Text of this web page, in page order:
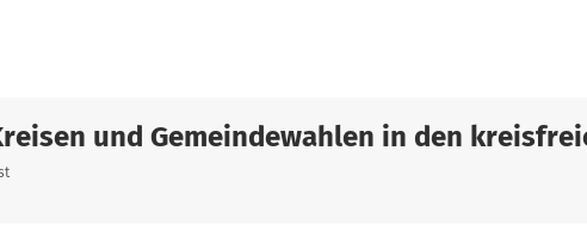
und Gemeindewahlen in den